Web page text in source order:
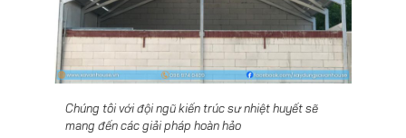
Chúng tôi với đội ngũ kiến trúc sư nhiệt huyết sẽ
mang đến các giải pháp hoàn hảo